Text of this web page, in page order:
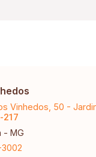
Vinhedos, 50 -
217
- MG